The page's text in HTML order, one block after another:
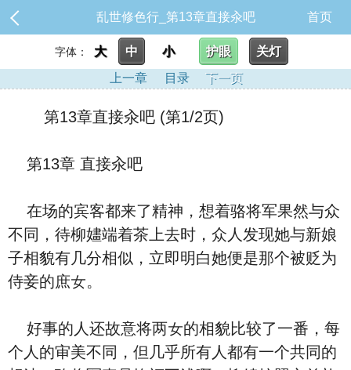
乱世修色行_第13章直接汆吧 首页
字体： 大 中 小 护眼
关灯
上一章
目录 下一页
第13章直接汆吧 (第1/2页)
第13章 直接汆吧
在场的宾客都来了精神，想着骆将军果然与众
不同，待柳嫿端着茶上去时，众人‮现发‬她与新娘
子相貌有几分相似，立即明⽩她便是那个被贬为
侍妾的庶女。
好事的人还故意将两女的相貌比较了一番，每
个人的审美不同，但几乎所有人都有‮个一‬共同的